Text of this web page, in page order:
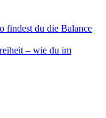
findest du die Balance
– wie du im